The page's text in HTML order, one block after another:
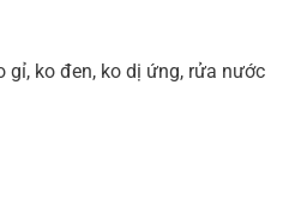
ko đen, ko dị ứng, rửa nước